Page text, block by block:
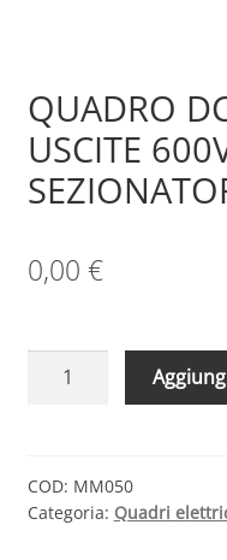
QUADRO
USCITE
0,00 €
QUADRO
INGRESSI
2
COD: MM050
Categoria: Quadri